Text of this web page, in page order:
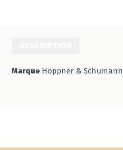
Marque Höppner & Schumann